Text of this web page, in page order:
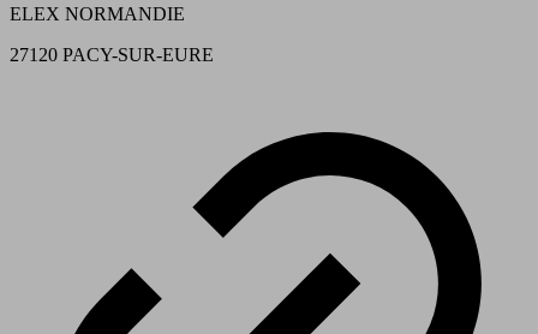
ELEX NORMANDIE
27120 PACY-SUR-EURE